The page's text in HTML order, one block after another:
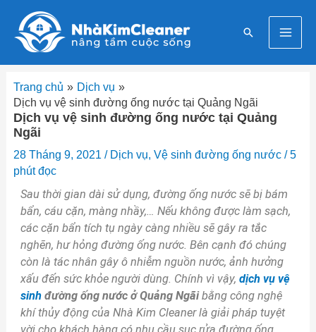
nội
Tìm
Main
Trang chủ
Dịch vụ
Dịch vụ vệ sinh đường ống nước tại Quảng Ngãi
Dịch vụ vệ sinh đường ống nước tại Quảng
Ngãi
28 Tháng 9, 2021 / Dịch vụ, Vệ sinh đường ống nước/5
phút đọc
Sau thời gian dài sử dụng, đường ống nước sẽ bị bám
bẩn, cáu cặn, màng nhầy,… Nếu không được làm sạch,
các cặn bẩn tích tụ ngày càng nhiều sẽ gây ra tắc
nghẽn, hư hỏng đường ống nước. Bên cạnh đó chúng
còn là tác nhân gây ô nhiễm nguồn nước, ảnh hưởng
xấu đến sức khỏe người dùng. Chính vì vậy, dịch vụ vệ
sinhđường ống nước ở Quảng Ngãibằng công nghệ
khí thủy động của Nhà Kim Cleaner là giải pháp tuyệt